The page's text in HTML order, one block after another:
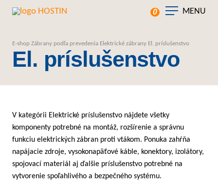
0 MENU
E-shop Zábrany podľa prevedenia Elektrické zábrany El. príslušenstvo
El. príslušenstvo
V kategórii Elektrické príslušenstvo nájdete všetky
komponenty potrebné na montáž, rozšírenie a správnu
funkciu elektrických zábran proti vtákom. Ponuka zahŕňa
napájacie zdroje, vysokonapäťové káble, konektory, izolátory,
spojovací materiál aj ďalšie príslušenstvo potrebné na
vytvorenie spoľahlivého a bezpečného systému.